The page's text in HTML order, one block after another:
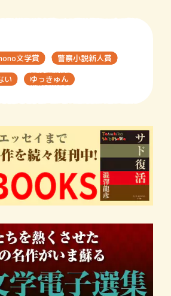
文学賞
警察小説新人賞
い
ゆっきゅん